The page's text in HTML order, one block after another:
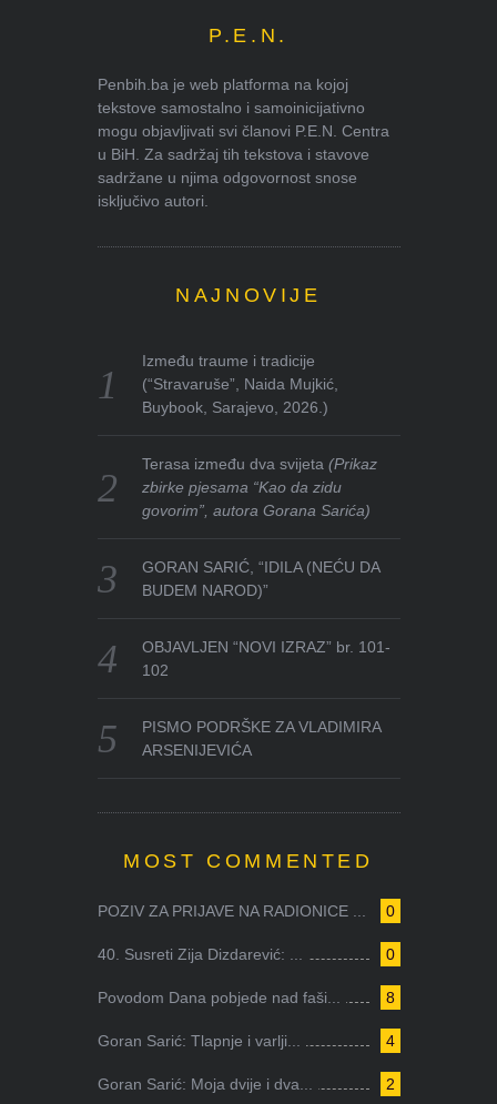
P.E.N.
Penbih.ba je web platforma na kojoj
tekstove samostalno i samoinicijativno
mogu objavljivati svi članovi P.E.N. Centra
u BiH. Za sadržaj tih tekstova i stavove
sadržane u njima odgovornost snose
isključivo autori.
NAJNOVIJE
Između traume i tradicije
(“Stravaruše”, Naida Mujkić,
Buybook, Sarajevo, 2026.)
Terasa između dva svijeta(Prikaz
zbirke pjesama “Kao da zidu
govorim”, autora Gorana Sarića)
GORAN SARIĆ, “IDILA (NEĆU DA
BUDEM NAROD)”
OBJAVLJEN “NOVI IZRAZ” br. 101-
102
PISMO PODRŠKE ZA VLADIMIRA
ARSENIJEVIĆA
MOST COMMENTED
0
POZIV ZA PRIJAVE NA RADIONICE ...
0
40. Susreti Zija Dizdarević: ...
8
Povodom Dana pobjede nad faši...
4
Goran Sarić: Tlapnje i varlji...
2
Goran Sarić: Moja dvije i dva...